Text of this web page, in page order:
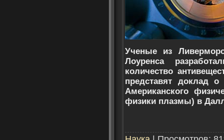
Ученые из
Лоуренса
количество
представят доклад
Американского
физики плазмы) в